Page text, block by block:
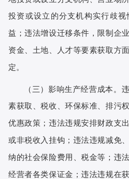
投资或设立的分支机构实行歧
益；违法增设迁移条件，限制企
资金、土地、人才等要素获取方
定。
（三）影响生产经营成本。
素获取、税收、环保标准、排污
优惠政策；违法违规安排财政支
或非税收入挂钩；违法违规减免
纳的社会保险费用、税金等；违
经营者各类保证金；违法违规在